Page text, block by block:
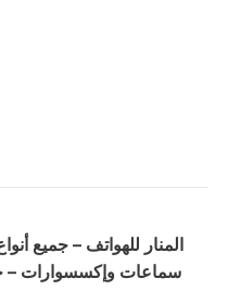
المنار للهواتف – جميع
سماعات وإكسسوارات